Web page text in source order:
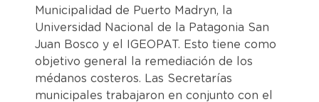
Municipalidad de Puerto Madryn, la
Universidad Nacional de la Patagonia San
Juan Bosco y el IGEOPAT. Esto tiene como
objetivo general la remediación de los
médanos costeros. Las Secretarías
municipales trabajaron en conjunto con el